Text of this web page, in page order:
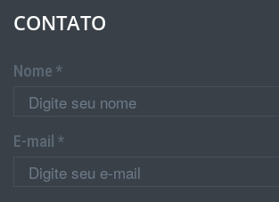
CONTATO
Nome *
E-mail *